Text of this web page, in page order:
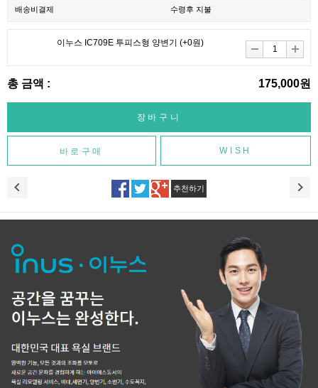
배송비결제 수령후 지불
이누스 IC709E 투피스형 양변기 (+0원)
총 금액 : 175,000원
WISH
추천하기